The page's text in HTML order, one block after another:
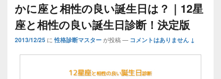
かに座と相性の良い誕生日は？｜12星
座と相性の良い誕生日診断！決定版
2013/12/25 に 性格診断マスターが投稿 — コメントはありません ↓